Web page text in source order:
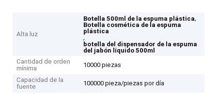
Alta luz
Botella 500ml de la espuma plástica,
Botella cosmética de la espuma
plástica
,
botella del dispensador de la espuma
del jabón líquido 500ml
Cantidad de orden
mínima
10000 piezas
Capacidad de la
fuente
100000 pieza/piezas por día